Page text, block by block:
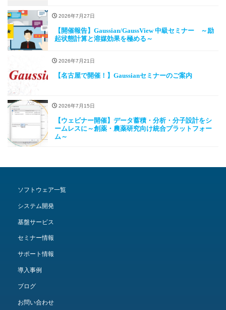
2026年7月27日
【開催報告】Gaussian/GaussView 中級セミナー ～励
起状態計算と溶媒効果を極める～
2026年7月21日
【名古屋で開催！】Gaussianセミナーのご案内
2026年7月15日
【ウェビナー開催】データ蓄積・分析・分子設計をシ
ームレスに～創薬・農薬研究向け統合プラットフォー
ム～
ソフトウェア一覧
システム開発
基盤サービス
セミナー情報
サポート情報
導入事例
ブログ
お問い合わせ